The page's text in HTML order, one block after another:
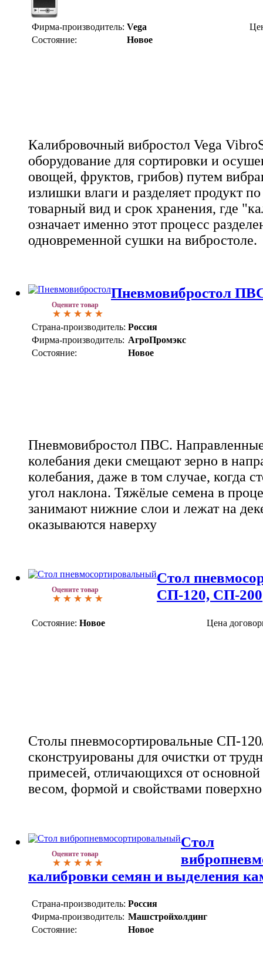
Фирма-производитель: Vega
Состояние:
Новое
Калибровочный вибростол Vega
оборудование для сортировки и
овощей, фруктов, грибов) путем
излишки влаги и разделяет продукт
товарный вид и срок хранения, где
означает именно этот процесс
одновременной сушки на вибростоле.
Оцените товар
Пневмовибростол
Страна-производитель: Россия
Фирма-производитель: АгроПромэкс
Состояние:
Новое
Пневмовибростол ПВС.
колебания деки смещают зерно в
колебания, даже в том случае, когда
угол наклона. Тяжёлые семена в
занимают нижние слои и лежат на
оказываются наверху
Оцените товар
Стол
CП-120, СП-200
Состояние: Новое Цена
Столы пневмосортировальные СП-
сконструированы для очистки от
примесей, отличающихся от
весом, формой и свойствами
Оцените товар
Стол
калибровки семян и выделения
Страна-производитель: Россия
Фирма-производитель: Машстройхолдинг
Состояние:
Новое